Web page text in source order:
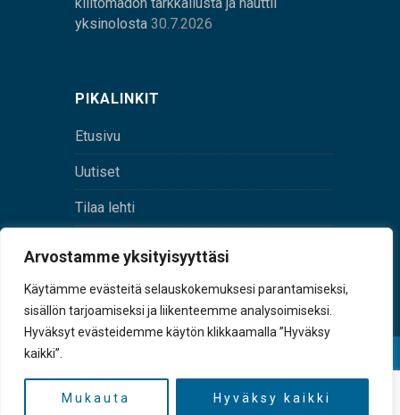
Arvostamme yksityisyyttäsi
Käytämme evästeitä selauskokemuksesi parantamiseksi,
sisällön tarjoamiseksi ja liikenteemme analysoimiseksi.
Hyväksyt evästeidemme käytön klikkaamalla ”Hyväksy
kaikki”.
Mukauta Hyväksy kaikki
kiiltomadon tarkkailusta ja nauttii
yksinolosta 30.7.2026
PIKALINKIT
Etusivu
Uutiset
Tilaa lehti
tunnus 0167229-8